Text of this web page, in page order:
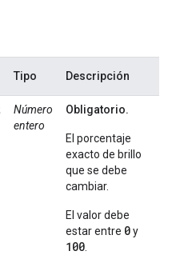
Tipo Descripción
Número
entero
Obligatorio.
El porcentaje
exacto de brillo
que se debe
cambiar.
El valor debe
estar entre 0y
100